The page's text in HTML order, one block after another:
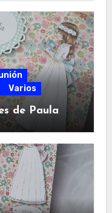
Varios
de Paula